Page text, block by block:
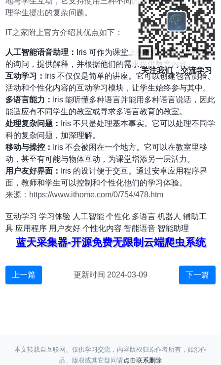
理学生提出的复杂问题。
IT之家附上官方介绍其优点如下：
人工智能语音助理：
Iris 可作为课堂上的智能助理，回答学生
的询问，提供解释，并根据他们的需求提供教育内容。
互动学习：
Iris 不仅仅是简单的讲座。它可以创建包含测验、
活动和个性化内容的互动学习模块，让学生始终参与其中。
多语言能力：
Iris 能听懂多种语言并能用多种语言说话，因此
能适应有不同学生的教室或寻求多语言教育的教室。
处理复杂问题：
Iris 不只是处理基本事实。它可以处理不同学
科的复杂问题，加深理解。
移动与操控：
Iris 不会被困在一个地方。它可以在教室里移
动，甚至有可能与物体互动，为课堂增添另一层活力。
用户友好界面：
Iris 的设计便于交互。通过安卓应用程序界
面，教师和学生可以控制和个性化他们的学习体验。
来源：https://www.ithome.com/0/754/478.htm
互动学习 学习体验 人工智能 个性化 多语言 机器人 辅助工
具 应用程序 用户友好 个性化内容 智能语音 智能助理
蓝天采集器-开源免费无限制云端爬虫系统
上一篇 更新时间 2024-03-09 下一篇
本文转载自互联网、仅供学习交流，内容版权归原作者所有，如涉作
品、版权或其它疑问请点击联系删除
关注我们，交流学习